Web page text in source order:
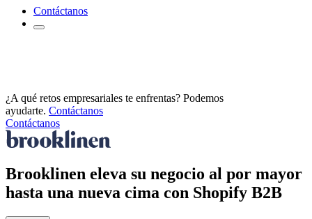
Contáctanos
¿A qué retos empresariales te enfrentas? Podemos
ayudarte. Contáctanos
Contáctanos
Brooklinen eleva su negocio al por mayor
hasta una nueva cima con Shopify B2B